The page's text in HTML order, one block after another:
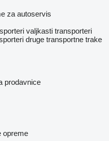
za autoservis
valjkasti transporteri
druge transportne trake
prodavnice
opreme